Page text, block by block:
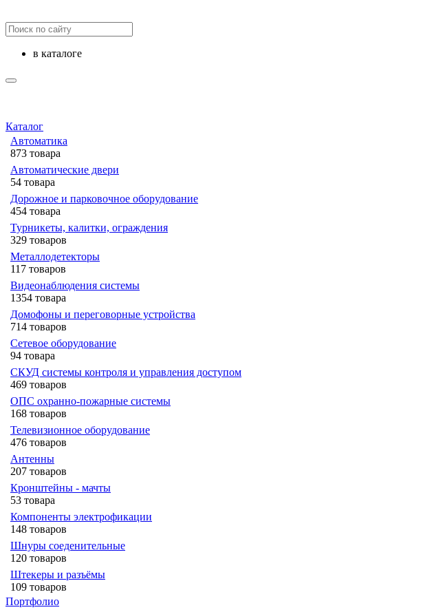
в каталоге
Каталог
Автоматика
873 товара
Автоматические двери
54 товара
Дорожное и парковочное оборудование
454 товара
Турникеты, калитки, ограждения
329 товаров
Металлодетекторы
117 товаров
Видеонаблюдения cистемы
1354 товара
Домофоны и переговорные устройства
714 товаров
Сетевое оборудование
94 товара
СКУД системы контроля и управления доступом
469 товаров
ОПС охранно-пожарные системы
168 товаров
Телевизионное оборудование
476 товаров
Антенны
207 товаров
Кронштейны - мачты
53 товара
Компоненты электрофикации
148 товаров
Шнуры соеденительные
120 товаров
Штекеры и разъёмы
109 товаров
Портфолио